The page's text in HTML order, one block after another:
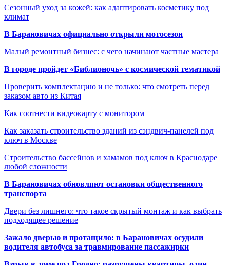
Сезонный уход за кожей: как адаптировать косметику под
климат
В Барановичах официально открыли мотосезон
Малый ремонтный бизнес: с чего начинают частные мастера
В городе пройдет «Библионочь» с космической тематикой
Проверить комплектацию и не только: что смотреть перед
заказом авто из Китая
Как соотнести видеокарту с монитором
Как заказать строительство зданий из сэндвич-панелей под
ключ в Москве
Строительство бассейнов и хамамов под ключ в Краснодаре
любой сложности
В Барановичах обновляют остановки общественного
транспорта
Двери без лишнего: что такое скрытый монтаж и как выбрать
подходящее решение
Зажало дверью и протащило: в Барановичах осудили
водителя автобуса за травмирование пассажирки